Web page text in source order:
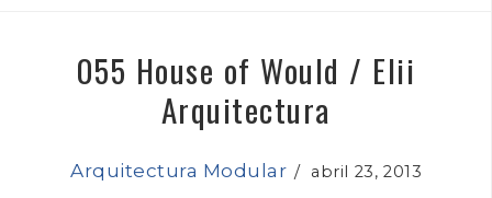
055 House of Would / Elii
Arquitectura
Arquitectura Modular /abril 23, 2013